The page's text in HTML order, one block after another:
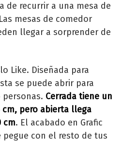
de recurrir a una mesa de
mesas de comedor
llegar a sorprender de
Like. Diseñada para
se puede abrir para
Cerrada tiene un
cm, pero abierta llega
cm. El acabado en Grafic
pegue con el resto de tus